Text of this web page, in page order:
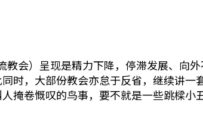
会）呈现是精力下降，停滞发展、向
时，大部份教会亦怠于反省，继续讲
掩卷慨叹的鸟事，要不就是一些跳樑小丑